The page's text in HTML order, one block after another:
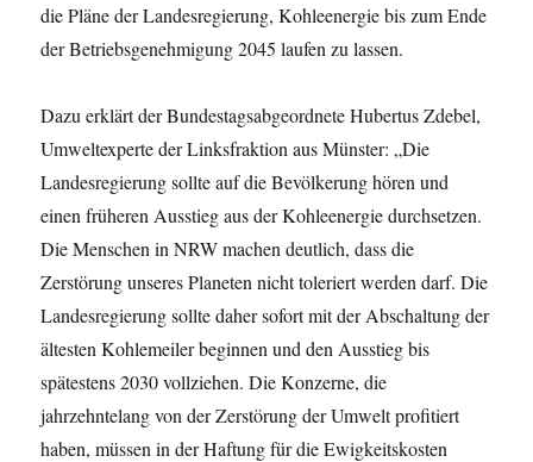
die Pläne der Landesregierung, Kohleenergie bis zum Ende
der Betriebsgenehmigung 2045 laufen zu lassen.
Dazu erklärt der Bundestagsabgeordnete Hubertus Zdebel,
Umweltexperte der Linksfraktion aus Münster: „Die
Landesregierung sollte auf die Bevölkerung hören und
einen früheren Ausstieg aus der Kohleenergie durchsetzen.
Die Menschen in NRW machen deutlich, dass die
Zerstörung unseres Planeten nicht toleriert werden darf. Die
Landesregierung sollte daher sofort mit der Abschaltung der
ältesten Kohlemeiler beginnen und den Ausstieg bis
spätestens 2030 vollziehen. Die Konzerne, die
jahrzehntelang von der Zerstörung der Umwelt profitiert
haben, müssen in der Haftung für die Ewigkeitskosten